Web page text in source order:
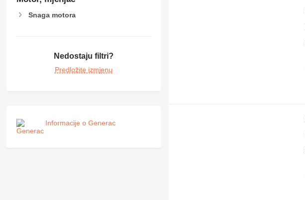
Snaga motora
Nedostaju filtri?
Predložite izmjenu
Informacije o Generac